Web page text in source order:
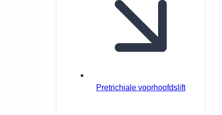
Pretrichiale voorhoofdslift